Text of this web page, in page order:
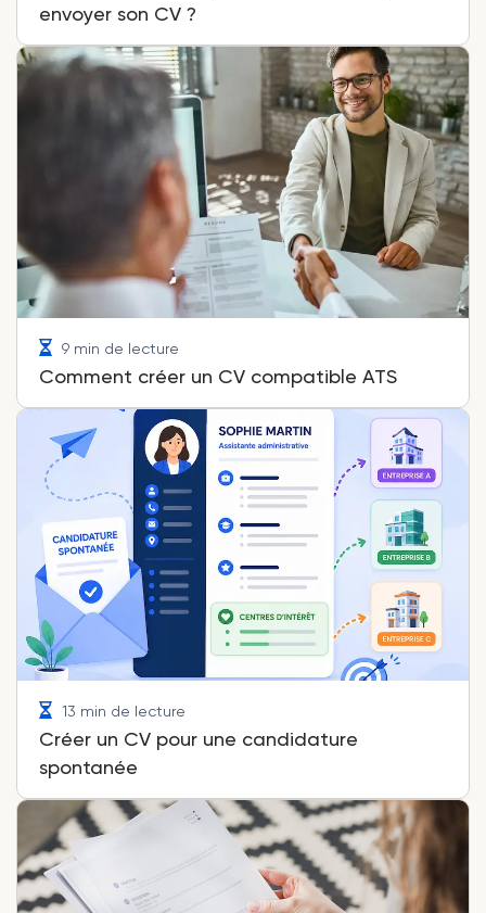
envoyer son CV ?
9 min de lecture
Comment créer un CV compatible ATS
13 min de lecture
Créer un CV pour une candidature
spontanée